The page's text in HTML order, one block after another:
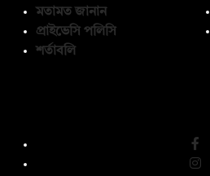
মতামত জানান
প্রাইভেসি পলিসি
শর্তাবলি